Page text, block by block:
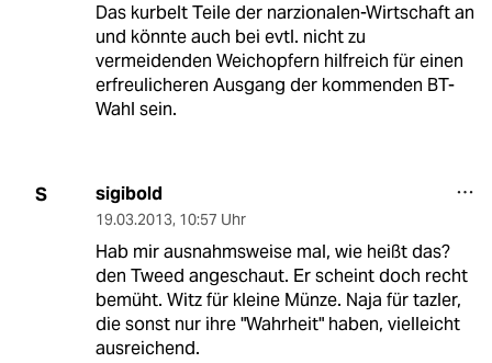
Das kurbelt Teile der narzionalen-Wirtschaft an
und könnte auch bei evtl. nicht zu
vermeidenden Weichopfern hilfreich für einen
erfreulicheren Ausgang der kommenden BT-
Wahl sein.
S sigibold
19.03.2013, 10:57 Uhr
Hab mir ausnahmsweise mal, wie heißt das?
den Tweed angeschaut. Er scheint doch recht
bemüht. Witz für kleine Münze. Naja für tazler,
die sonst nur ihre "Wahrheit" haben, vielleicht
ausreichend.